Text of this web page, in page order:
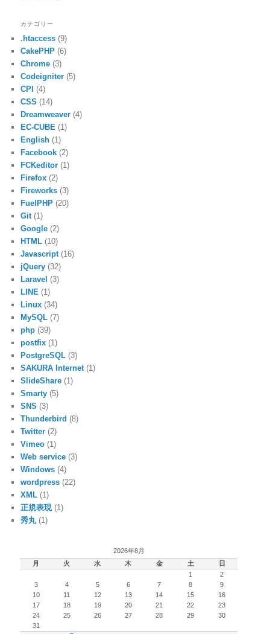
カテゴリー
.htaccess (9)
CakePHP (6)
Chrome (3)
Codeigniter (5)
CPI (4)
CSS (14)
Dreamweaver (4)
EC-CUBE (1)
English (1)
Facebook (2)
FCKeditor (1)
Firefox (2)
Fireworks (3)
FuelPHP (20)
Git(1)
Google (2)
HTML (10)
Javascript(16)
jQuery (32)
Laravel (3)
LINE (1)
Linux (34)
MySQL (7)
php (39)
postfix (1)
PostgreSQL (3)
SAKURA Internet(1)
SlideShare (1)
Smarty (5)
SNS (3)
Thunderbird (8)
Twitter (2)
Vimeo (1)
Web service (3)
Windows (4)
wordpress (22)
XML (1)
正規表現(1)
秀丸(1)
2026年8月
月
火 水 木 金 土 日
1
2
3
4 5 6 7 8
9
10
11 12 13 14 15
16
17
18 19 20 21 22
23
24
25 26 27 28 29
30
31